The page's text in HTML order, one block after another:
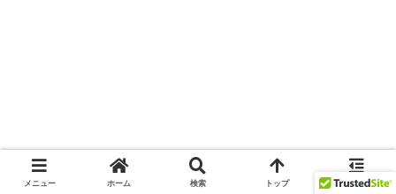
メニュー ホーム 検索 トップ サイドバー